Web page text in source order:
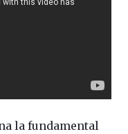
la fundamental